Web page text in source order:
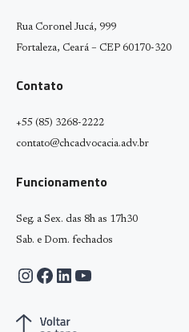
Rua Coronel Jucá, 999
Fortaleza, Ceará – CEP 60170-320
Contato
+55 (85) 3268-2222
contato@chcadvocacia.adv.br
Funcionamento
Seg. a Sex. das 8h as 17h30
Sab. e Dom. fechados
Instagram
Facebook
LinkedIn
Youtube